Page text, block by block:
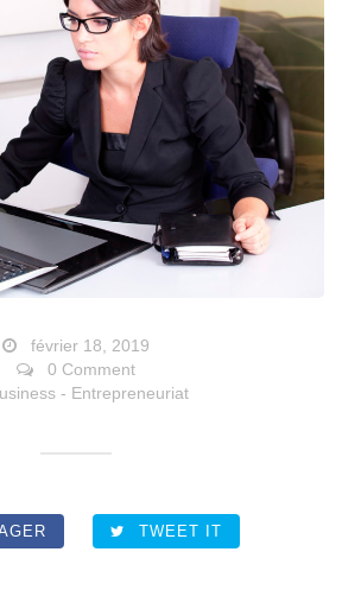
février 18, 2019
0 Comment
- Entrepreneuriat
TWEET IT